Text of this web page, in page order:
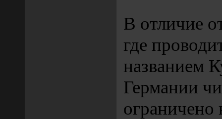
В отличие
где
названием
Германии
ограничено